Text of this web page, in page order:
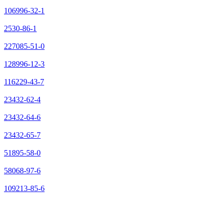
106996-32-1
2530-86-1
227085-51-0
128996-12-3
116229-43-7
23432-62-4
23432-64-6
23432-65-7
51895-58-0
58068-97-6
109213-85-6